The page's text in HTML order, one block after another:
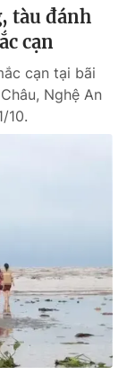
tàu đánh
cạn
cạn tại bãi
Nghệ An
10.